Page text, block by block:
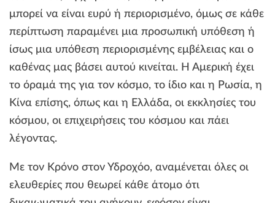
μπορεί να είναι ευρύ ή περιορισμένο, όμως σε κάθε
περίπτωση παραμένει μια προσωπική υπόθεση ή
ίσως μια υπόθεση περιορισμένης εμβέλειας και ο
καθένας μας βάσει αυτού κινείται. Η Αμερική έχει
το όραμά της για τον κόσμο, το ίδιο και η Ρωσία, η
Κίνα επίσης, όπως και η Ελλάδα, οι εκκλησίες του
κόσμου, οι επιχειρήσεις του κόσμου και πάει
λέγοντας.
Με τον Κρόνο στον Υδροχόο, αναμένεται όλες οι
ελευθερίες που θεωρεί κάθε άτομο ότι